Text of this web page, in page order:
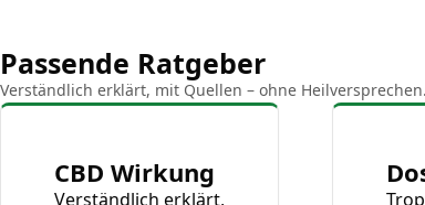
Passende Ratgeber
Verständlich erklärt, mit Quellen – ohne Heilversprechen.
CBD Wirkung
Verständlich erklärt,